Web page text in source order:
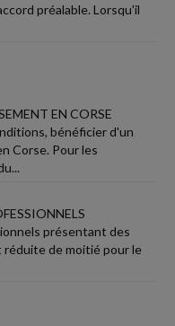
préalable. Lorsqu'il
EN CORSE
bénéficier d'un
Corse. Pour les
présentant des
de moitié pour le